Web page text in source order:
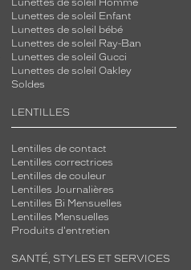
Lunettes de soleil Homme
Lunettes de soleil Enfant
Lunettes de soleil bébé
Lunettes de soleil Ray-Ban
Lunettes de soleil Gucci
Lunettes de soleil Oakley
Soldes
LENTILLES
Lentilles de contact
Lentilles correctrices
Lentilles de couleur
Lentilles Journalières
Lentilles Bi Mensuelles
Lentilles Mensuelles
Produits d'entretien
SANTÉ, STYLES ET SERVICES